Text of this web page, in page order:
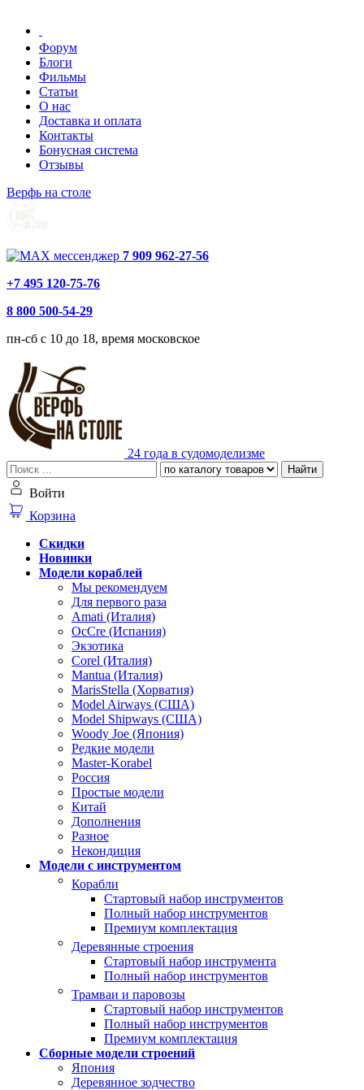
Форум
Блоги
Фильмы
Статьи
О нас
Доставка и оплата
Контакты
Бонусная система
Отзывы
Верфь на столе
7 909 962-27-56
+7 495 120-75-76
8 800 500-54-29
пн-сб с 10 до 18, время московское
24 года в судомоделизме
Найти
Войти
Корзина
Скидки
Новинки
Модели кораблей
Мы рекомендуем
Для первого раза
Amati (Италия)
OcCre (Испания)
Экзотика
Corel (Италия)
Mantua (Италия)
MarisStella (Хорватия)
Model Airways (США)
Model Shipways (США)
Woody Joe (Япония)
Редкие модели
Master-Korabel
Россия
Простые модели
Китай
Дополнения
Разное
Некондиция
Модели с инструментом
Корабли
Стартовый набор инструментов
Полный набор инструментов
Премиум комплектация
Деревянные строения
Стартовый набор инструмента
Полный набор инструментов
Трамваи и паровозы
Стартовый набор инструментов
Полный набор инструментов
Премиум комплектация
Сборные модели строений
Япония
Деревянное зодчество